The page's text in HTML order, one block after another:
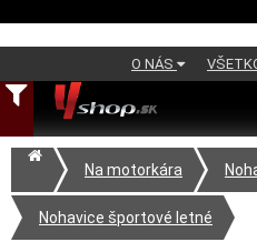
O NÁS
Na motorkára
Nohavice športové letné